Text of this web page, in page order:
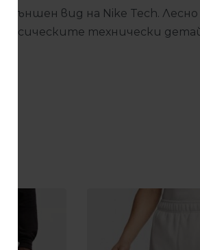
вид на Nike Tech. Лесно
технически